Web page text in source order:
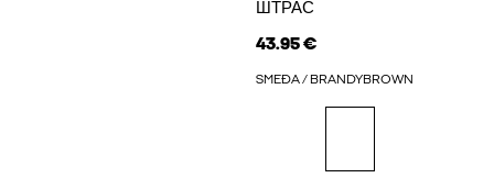
ШТРАС
43.95 €
SMEĐA / BRANDYBROWN